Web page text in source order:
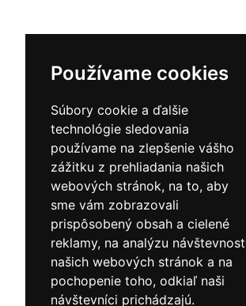
Používame cookies
Súbory cookie a ďalšie
technológie sledovania
používame na zlepšenie vášho
zážitku z prehliadania našich
webových stránok, na to, aby
sme vám zobrazovali
prispôsobený obsah a cielené
reklamy, na analýzu
našich webových stránok a na
pochopenie toho, odkiaľ naši
návštevníci prichádzajú.